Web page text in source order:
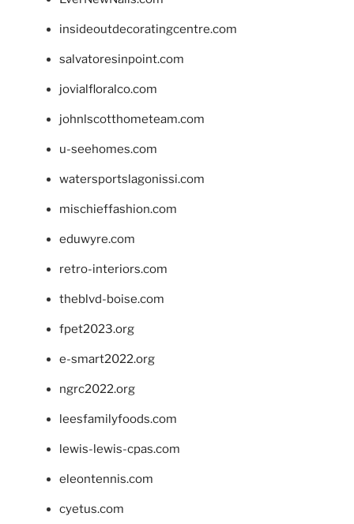
insideoutdecoratingcentre.com
salvatoresinpoint.com
jovialfloralco.com
johnlscotthometeam.com
u-seehomes.com
watersportslagonissi.com
mischieffashion.com
eduwyre.com
retro-interiors.com
theblvd-boise.com
fpet2023.org
e-smart2022.org
ngrc2022.org
leesfamilyfoods.com
lewis-lewis-cpas.com
eleontennis.com
cyetus.com